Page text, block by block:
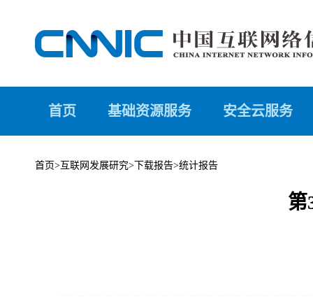
首页 基础资源服务 安全云服务
首页>互联网发展研究> 下载报告>统计报告
第